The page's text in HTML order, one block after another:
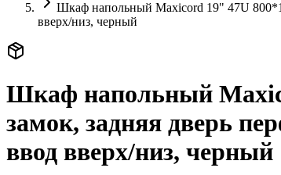
Шкаф напольный Maxicord 19" 47U
вверх/низ, черный
Шкаф напольный
замок, задняя дверь
ввод вверх/низ, черный